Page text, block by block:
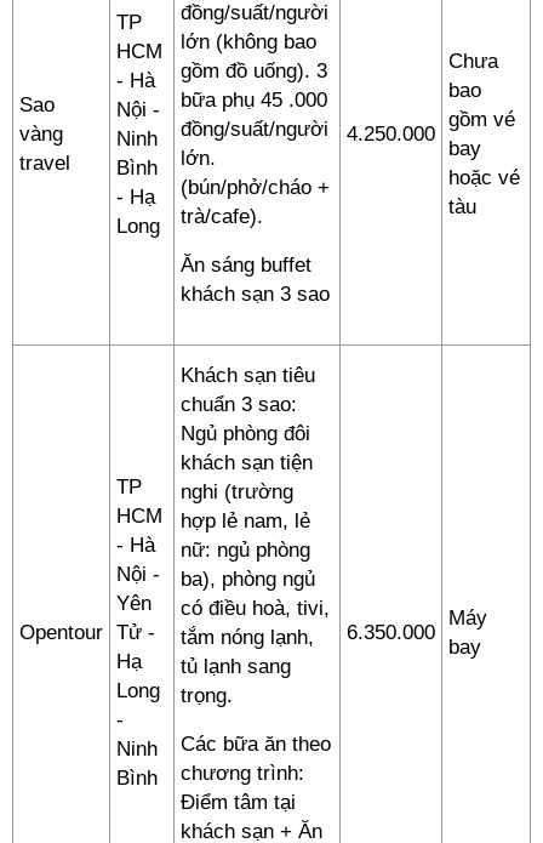
Sao
vàng
travel
TP
HCM
- Hà
Nội -
Ninh
Bình
- Hạ
Long
đồng/suất/người
lớn (không bao
gồm đồ uống). 3
bữa phụ 45 .000
đồng/suất/người
lớn.
(bún/phở/cháo +
trà/cafe).
Ăn sáng buffet
khách sạn 3 sao
4.250.000
Chưa
bao
gồm vé
bay
hoặc vé
tàu
Opentour
TP
HCM
- Hà
Nội -
Yên
Tử -
Hạ
Long
-
Ninh
Bình
Khách sạn tiêu
chuẩn 3 sao:
Ngủ phòng đôi
khách sạn tiện
nghi (trường
hợp lẻ nam, lẻ
nữ: ngủ phòng
ba), phòng ngủ
có điều hoà, tivi,
tắm nóng lạnh,
tủ lạnh sang
trọng.
Các bữa ăn theo
chương trình:
Điểm tâm tại
khách sạn + Ăn
6.350.000
Máy
bay